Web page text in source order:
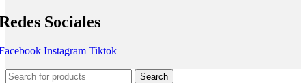
Sociales
Instagram Tiktok
Search